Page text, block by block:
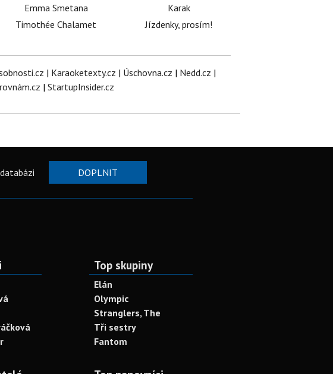
Emma Smetana
Timothée Chalamet
Karak
Jízdenky, prosím!
| Karaoketexty.cz | Úschovna.cz | Nedd.cz |
| StartupInsider.cz
DOPLNIT
Top skupiny
Elán
Olympic
Stranglers, The
Tři sestry
Fantom